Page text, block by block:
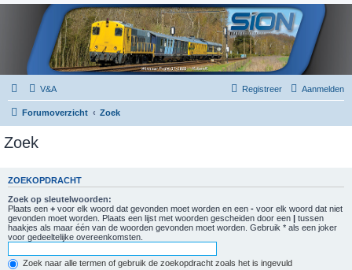
V&A Aanmelden
Registreer
Forumoverzicht Zoek
Zoek
ZOEKOPDRACHT
Zoek op sleutelwoorden:
Plaats een + voor elk woord dat gevonden moet worden en een - voor elk woord dat niet
gevonden moet worden. Plaats een lijst met woorden gescheiden door een | tussen
haakjes als maar één van de woorden gevonden moet worden. Gebruik * als een joker
voor gedeeltelijke overeenkomsten.
Zoek naar alle termen of gebruik de zoekopdracht zoals het is ingevuld